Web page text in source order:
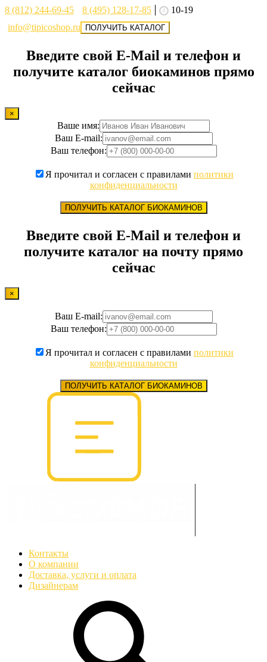
8 (812) 244-69-45 8 (495) 128-17-85
10-19
info@tipicoshop.ru
ПОЛУЧИТЬ КАТАЛОГ
Введите свой E-Mail и телефон и
получите каталог биокаминов прямо
сейчас
×
Ваше имя:
Ваш E-mail:
Ваш телефон:
Я прочитал и согласен с правилами политики
конфиденциальности
ПОЛУЧИТЬ КАТАЛОГ БИОКАМИНОВ
Введите свой E-Mail и телефон и
получите каталог на почту прямо
сейчас
×
Ваш E-mail:
Ваш телефон:
Я прочитал и согласен с правилами политики
конфиденциальности
ПОЛУЧИТЬ КАТАЛОГ БИОКАМИНОВ
Контакты
О компании
Доставка, услуги и оплата
Дизайнерам